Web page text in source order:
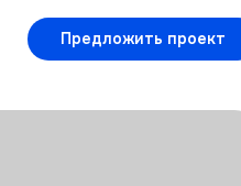
Предложить проект